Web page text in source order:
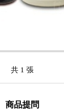
共 1 張
商品提問